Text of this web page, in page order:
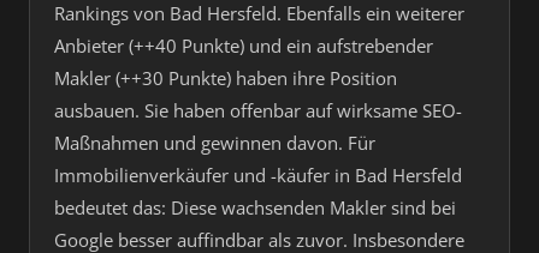
Rankings von Bad Hersfeld. Ebenfalls ein weiterer
Anbieter (++40 Punkte) und ein aufstrebender
Makler (++30 Punkte) haben ihre Position
ausbauen. Sie haben offenbar auf wirksame SEO-
Maßnahmen und gewinnen davon. Für
Immobilienverkäufer und -käufer in Bad Hersfeld
bedeutet das: Diese wachsenden Makler sind bei
Google besser auffindbar als zuvor. Insbesondere